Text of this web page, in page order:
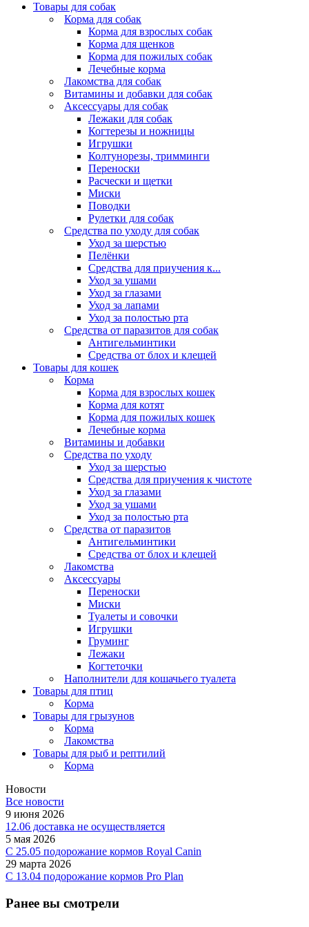
Товары для собак
Корма для собак
Корма для взрослых собак
Корма для щенков
Корма для пожилых собак
Лечебные корма
Лакомства для собак
Витамины и добавки для собак
Аксессуары для собак
Лежаки для собак
Когтерезы и ножницы
Игрушки
Колтунорезы, тримминги
Переноски
Расчески и щетки
Миски
Поводки
Рулетки для собак
Средства по уходу для собак
Уход за шерстью
Пелёнки
Средства для приучения к...
Уход за ушами
Уход за глазами
Уход за лапами
Уход за полостью рта
Средства от паразитов для собак
Антигельминтики
Средства от блох и клещей
Товары для кошек
Корма
Корма для взрослых кошек
Корма для котят
Корма для пожилых кошек
Лечебные корма
Витамины и добавки
Средства по уходу
Уход за шерстью
Средства для приучения к чистоте
Уход за глазами
Уход за ушами
Уход за полостью рта
Средства от паразитов
Антигельминтики
Средства от блох и клещей
Лакомства
Аксессуары
Переноски
Миски
Туалеты и совочки
Игрушки
Груминг
Лежаки
Когтеточки
Наполнители для кошачьего туалета
Товары для птиц
Корма
Товары для грызунов
Корма
Лакомства
Товары для рыб и рептилий
Корма
Новости
Все новости
9 июня 2026
12.06 доставка не осуществляется
5 мая 2026
C 25.05 подорожание кормов Royal Canin
29 марта 2026
С 13.04 подорожание кормов Pro Plan
Ранее вы смотрели